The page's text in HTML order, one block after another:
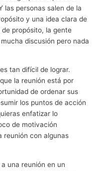
las personas salen de la
y una idea clara de
propósito, la gente
discusión pero nada
tan difícil de lograr.
la reunión está por
de ordenar sus
los puntos de acción
enfatizar lo
de motivación
reunión con algunas
una reunión en un